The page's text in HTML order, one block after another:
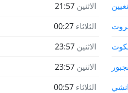
الاثنين 21:57
الثلاثاء 00:27
الاثنين 23:57
الاثنين 23:57
الثلاثاء 00:57